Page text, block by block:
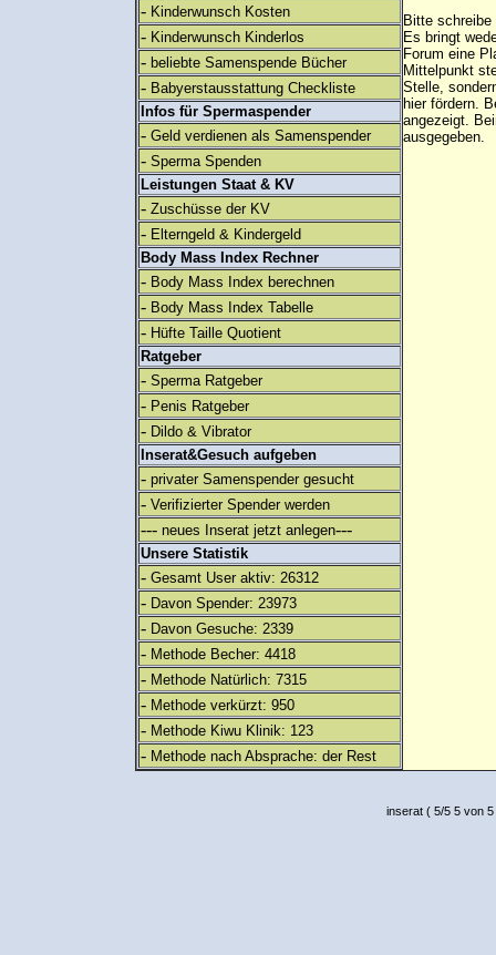
- Kinderwunsch Kosten
- Kinderwunsch Kinderlos
- beliebte Samenspende Bücher
- Babyerstausstattung Checkliste
Infos für Spermaspender
- Geld verdienen als Samenspender
- Sperma Spenden
Leistungen Staat & KV
- Zuschüsse der KV
- Elterngeld & Kindergeld
Body Mass Index Rechner
- Body Mass Index berechnen
- Body Mass Index Tabelle
- Hüfte Taille Quotient
Ratgeber
- Sperma Ratgeber
- Penis Ratgeber
- Dildo & Vibrator
Inserat&Gesuch aufgeben
- privater Samenspender gesucht
- Verifizierter Spender werden
--- neues Inserat jetzt anlegen---
Unsere Statistik
- Gesamt User aktiv: 26312
- Davon Spender: 23973
- Davon Gesuche: 2339
- Methode Becher: 4418
- Methode Natürlich: 7315
- Methode verkürzt: 950
- Methode Kiwu Klinik: 123
- Methode nach Absprache: der Rest
Bitte
Es bringt
Forum eine
Mittelpunkt
Stelle,
hier fördern.
angezeigt.
ausgegeben.
inserat( 5/5 5 von 5